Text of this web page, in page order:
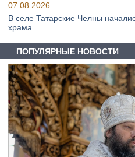
07.08.2026
В селе Татарские Челны
храма
ПОПУЛЯРНЫЕ НОВОСТИ